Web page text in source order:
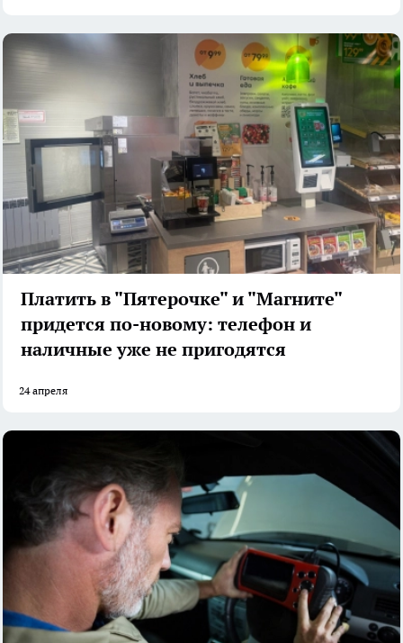
Платить в "Пятерочке" и "Магните"
придется по-новому: телефон и
наличные уже не пригодятся
24 апреля